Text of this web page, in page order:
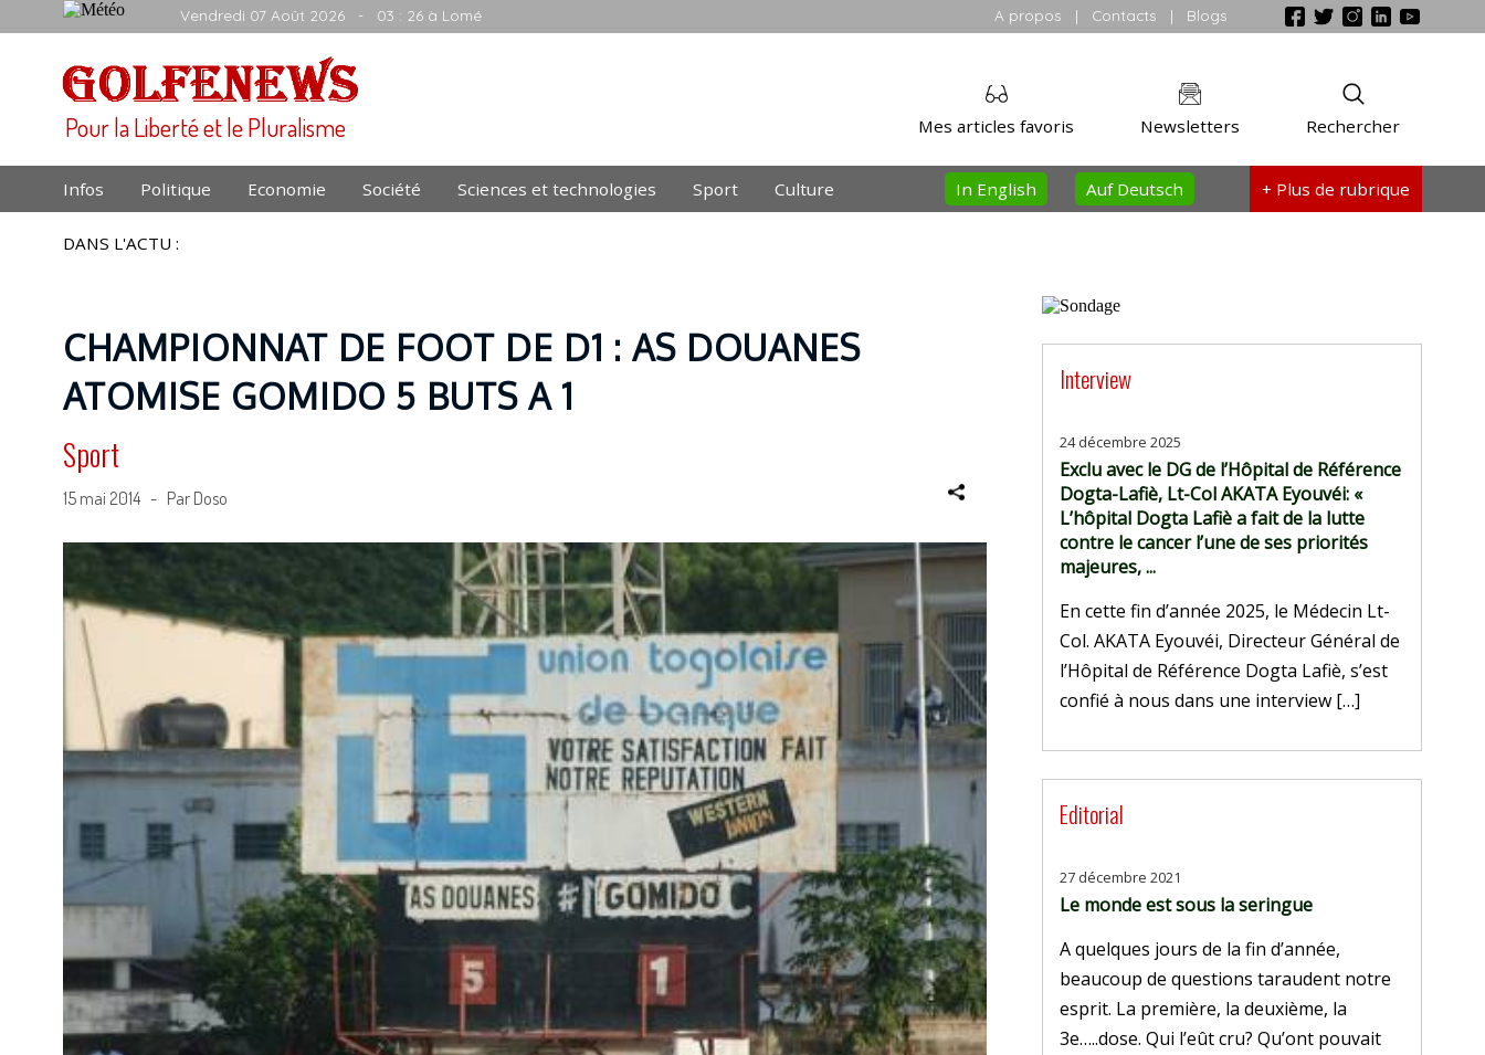
Vendredi 07 Août 2026 - 03 : 26 à Lomé A propos | Contacts | Blogs
Pour la Liberté et le Pluralisme Rechercher
Newsletters
Mes articles favoris
Infos Politique Economie Société Sciences et technologies Sport Culture + Plus de rubrique
Auf Deutsch
In English
DANS L'ACTU :
CHAMPIONNAT DE FOOT DE D1 : AS DOUANES
ATOMISE GOMIDO 5 BUTS A 1
Sport
15 mai 2014 - Par Doso
Interview
24 décembre 2025
Exclu avec le DG de l’Hôpital de Référence
Dogta-Lafiè, Lt-Col AKATA Eyouvéi: «
L’hôpital Dogta Lafiè a fait de la lutte
contre le cancer l’une de ses priorités
majeures, ...
En cette fin d’année 2025, le Médecin Lt-
Col. AKATA Eyouvéi, Directeur Général de
l’Hôpital de Référence Dogta Lafiè, s’est
confié à nous dans une interview […]
Editorial
27 décembre 2021
Le monde est sous la seringue
A quelques jours de la fin d’année,
beaucoup de questions taraudent notre
esprit. La première, la deuxième, la
3e…..dose. Qui l’eût cru? Qu’ont pouvait